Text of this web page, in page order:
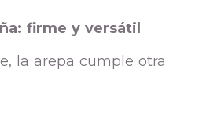
firme y versátil
la arepa cumple otra